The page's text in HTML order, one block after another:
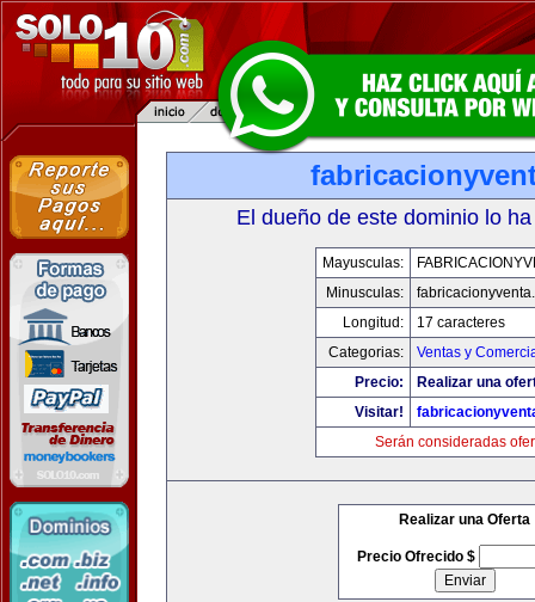
El dueño de este dominio lo
Mayusculas:
Minusculas:
Longitud:
17 caracteres
Categorias:
Ventas y
Precio:
Realizar una
Visitar!
Serán consideradas
Realizar una Oferta
Precio Ofrecido $